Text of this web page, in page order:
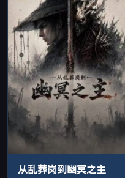
从乱葬岗到幽冥之主